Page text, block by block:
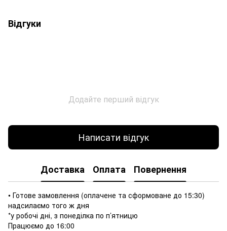
Відгуки
Додайте перший відгук
Написати відгук
Доставка Оплата Повернення
• Готове замовлення (оплачене та сформоване до 15:30)
надсилаємо того ж дня
*у робочі дні, з понеділка по п’ятницю
Працюємо до 16:00